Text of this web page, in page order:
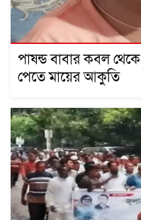
পাষন্ড বাবার কবল
পেতে মায়ের আকুতি